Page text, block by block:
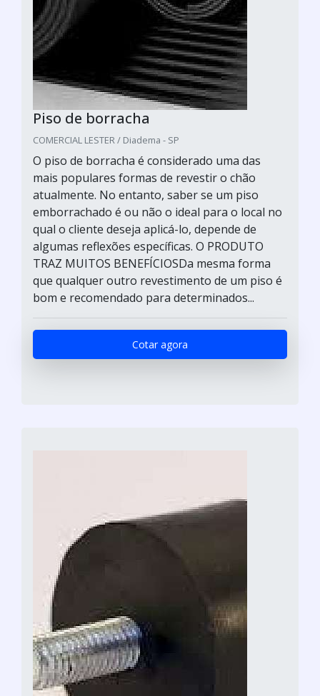
Piso de borracha
COMERCIAL LESTER / Diadema - SP
O piso de borracha é considerado uma das
mais populares formas de revestir o chão
atualmente. No entanto, saber se um piso
emborrachado é ou não o ideal para o local no
qual o cliente deseja aplicá-lo, depende de
algumas reflexões específicas. O PRODUTO
TRAZ MUITOS BENEFÍCIOSDa mesma forma
que qualquer outro revestimento de um piso é
bom e recomendado para determinados...
Cotar agora